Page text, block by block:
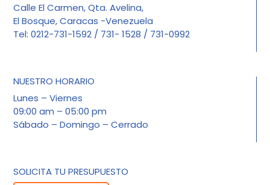
Calle El Carmen, Qta. Avelina,
El Bosque, Caracas -Venezuela
Tel: 0212-731-1592 / 731- 1528 / 731-0992
NUESTRO HORARIO
Lunes – Viernes
09:00 am – 05:00 pm
Sábado – Domingo – Cerrado
SOLICITA TU PRESUPUESTO